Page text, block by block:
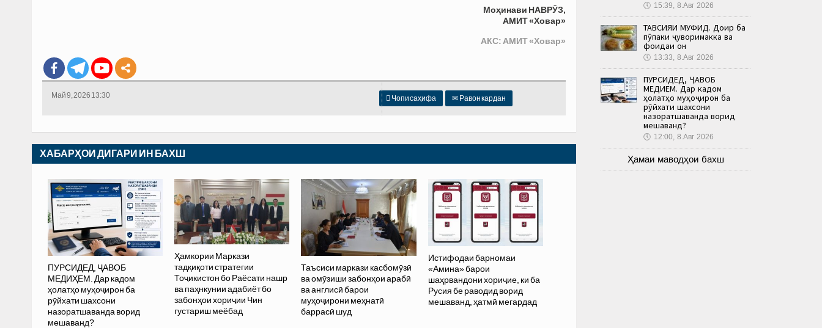
Моҳинави НАВРӮЗ,
АМИТ «Ховар»
АКС: АМИТ «Ховар»
 Чопи саҳифа ✉ Равон кардан
Май 9, 2026 13:30
ХАБАРҲОИ ДИГАРИ ИН БАХШ
ПУРСИДЕД, ҶАВОБ
МЕДИҲЕМ. Дар кадом
ҳолатҳо муҳоҷирон ба
рӯйхати шахсони
назоратшаванда ворид
мешаванд?
Ҳамкории Маркази
тадқиқоти стратегии
Тоҷикистон бо Раёсати нашр
ва паҳнкунии адабиёт бо
забонҳои хориҷии Чин
густариш меёбад
Таъсиси маркази касбомӯзӣ
ва омӯзиши забонҳои арабӣ
ва англисӣ барои
муҳоҷирони меҳнатӣ
баррасӣ шуд
Истифодаи барномаи
«Амина» барои
шаҳрвандони хориҷие, ки ба
Русия бе раводид ворид
мешаванд, ҳатмӣ мегардад
🕔 15:39, 8.Авг 2026
ТАВСИЯИ МУФИД. Доир ба
пӯпаки ҷуворимакка ва
фоидаи он
🕔 13:33, 8.Авг 2026
ПУРСИДЕД, ҶАВОБ
МЕДИҲЕМ. Дар кадом
ҳолатҳо муҳоҷирон ба
рӯйхати шахсони
назоратшаванда ворид
мешаванд?
🕔 12:00, 8.Авг 2026
Ҳамаи маводҳои бахш